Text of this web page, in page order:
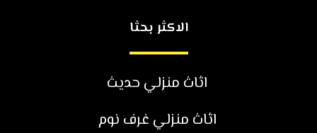
الاكثر بحثا
اثاث منزلي حديث
اثاث منزلي غرف نوم